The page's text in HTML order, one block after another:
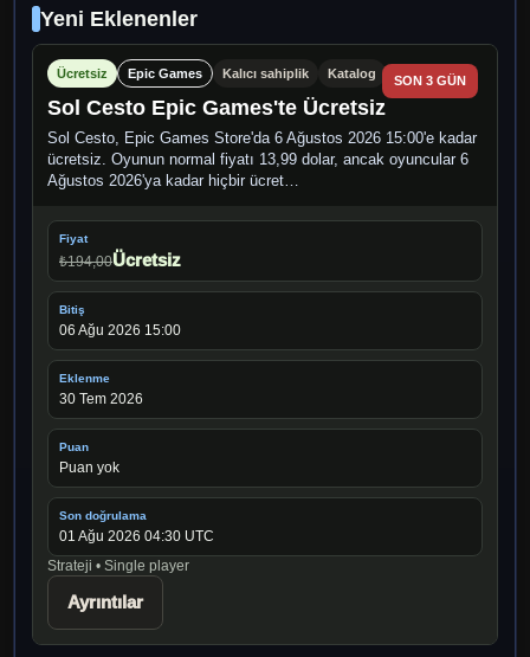
Yeni Eklenenler
SON 3 GÜN
Ücretsiz Epic Games Kalıcı sahiplik Katalog
Sol Cesto Epic Games'te Ücretsiz
Sol Cesto, Epic Games Store'da 6 Ağustos 2026 15:00'e kadar
ücretsiz. Oyunun normal fiyatı 13,99 dolar, ancak oyuncular 6
Ağustos 2026'ya kadar hiçbir ücret…
Fiyat
₺194,00Ücretsiz
Bitiş
06 Ağu 2026 15:00
Eklenme
30 Tem 2026
Puan
Puan yok
Son doğrulama
01 Ağu 2026 04:30 UTC
Strateji • Single player
Ayrıntılar